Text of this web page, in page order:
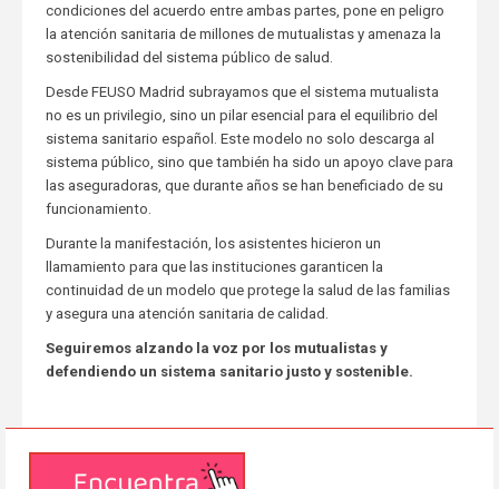
condiciones del acuerdo entre ambas partes, pone en peligro
la atención sanitaria de millones de mutualistas y amenaza la
sostenibilidad del sistema público de salud.
Desde FEUSO Madrid subrayamos que el sistema mutualista
no es un privilegio, sino un pilar esencial para el equilibrio del
sistema sanitario español. Este modelo no solo descarga al
sistema público, sino que también ha sido un apoyo clave para
las aseguradoras, que durante años se han beneficiado de su
funcionamiento.
Durante la manifestación, los asistentes hicieron un
llamamiento para que las instituciones garanticen la
continuidad de un modelo que protege la salud de las familias
y asegura una atención sanitaria de calidad.
Seguiremos alzando la voz por los mutualistas y
defendiendo un sistema sanitario justo y sostenible.